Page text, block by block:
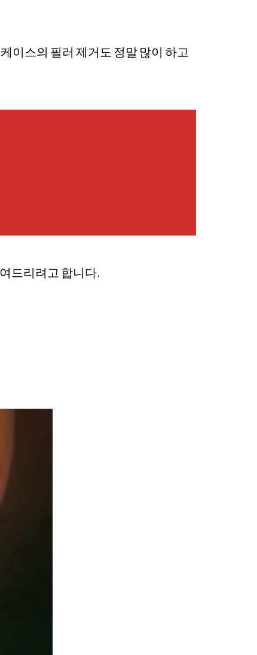
이스의 필러 제거도 정말 많이 하고
드리려고 합니다.